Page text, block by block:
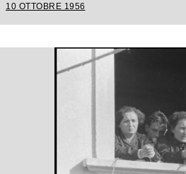
10 OTTOBRE 1956